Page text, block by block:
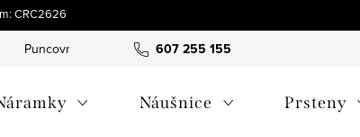
CRC2626
607 255 155
Puncovní značky Hodnocení obchodu
Náušnice Prsteny